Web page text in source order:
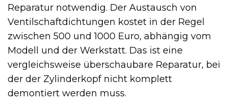
Reparatur notwendig. Der Austausch von
Ventilschaftdichtungen kostet in der Regel
zwischen 500 und 1000 Euro, abhängig vom
Modell und der Werkstatt. Das ist eine
vergleichsweise überschaubare Reparatur, bei
der der Zylinderkopf nicht komplett
demontiert werden muss.